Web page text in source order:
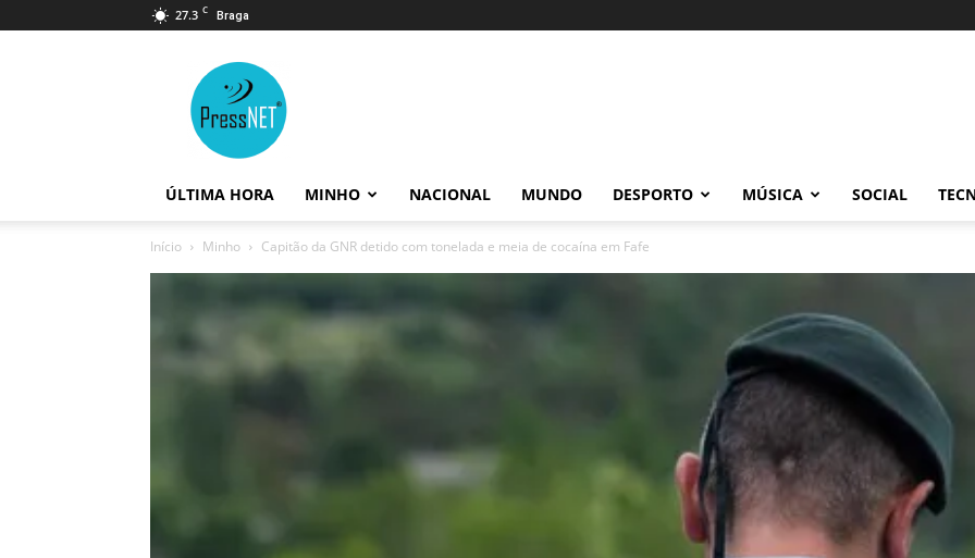
27.3 C Braga
ÚLTIMA HORA MINHO NACIONAL MUNDO DESPORTO MÚSICA SOCIAL
Início Minho Capitão da GNR detido com tonelada e meia de cocaína em Fafe